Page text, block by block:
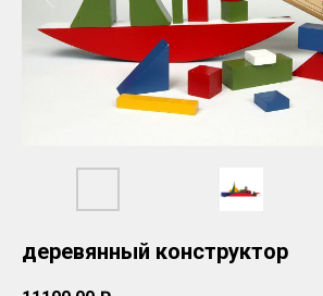
деревянный конструктор